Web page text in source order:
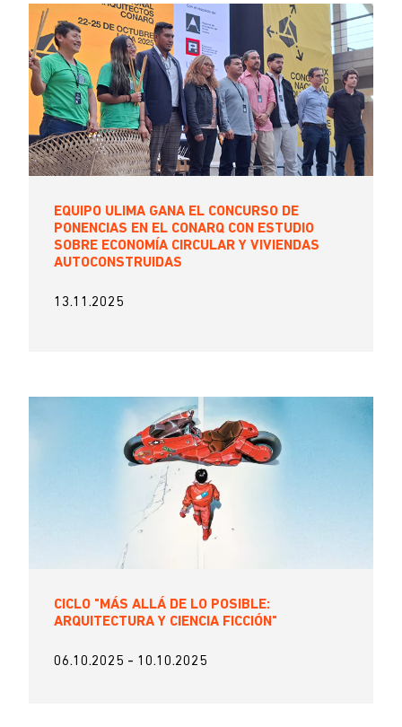
EQUIPO ULIMA GANA EL CONCURSO DE
PONENCIAS EN EL CONARQ CON ESTUDIO
SOBRE ECONOMÍA CIRCULAR Y VIVIENDAS
AUTOCONSTRUIDAS
13.11.2025
CICLO "MÁS ALLÁ DE LO POSIBLE:
ARQUITECTURA Y CIENCIA FICCIÓN"
06.10.2025 - 10.10.2025